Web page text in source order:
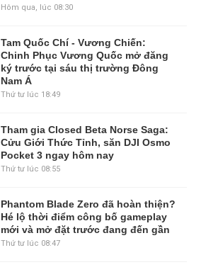
Hôm qua, lúc 08:30
Tam Quốc Chí - Vương Chiến:
Chinh Phục Vương Quốc mở đăng
ký trước tại sáu thị trường Đông
Nam Á
Thứ tư lúc 18:49
Tham gia Closed Beta Norse Saga:
Cửu Giới Thức Tỉnh, săn DJI Osmo
Pocket 3 ngay hôm nay
Thứ tư lúc 08:55
Phantom Blade Zero đã hoàn thiện?
Hé lộ thời điểm công bố gameplay
mới và mở đặt trước đang đến gần
Thứ tư lúc 08:47